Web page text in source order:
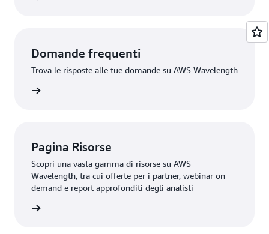
Domande frequenti
Trova le risposte alle tue domande su AWS Wavelength
Pagina Risorse
Scopri una vasta gamma di risorse su AWS
Wavelength, tra cui offerte per i partner, webinar on
demand e report approfonditi degli analisti